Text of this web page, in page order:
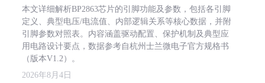
本文详细解析BP2863芯片的引脚功能及参数，包括各引脚
定义、典型电压/电流值、内部逻辑关系等核心数据，并附
引脚参数对照表。内容涵盖驱动配置、保护机制及典型应
用电路设计要点，数据参考自杭州士兰微电子官方规格书
（版本V1.2）。
2026年8月4日